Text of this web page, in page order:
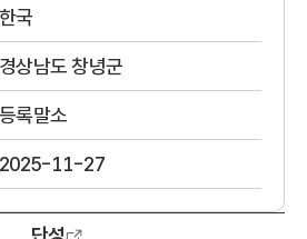
한국
경상남도 창녕군
등록말소
2025-11-27